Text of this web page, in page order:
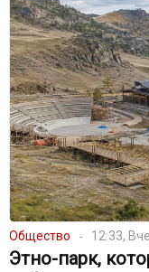
Общество 12:33,
Этно-парк,